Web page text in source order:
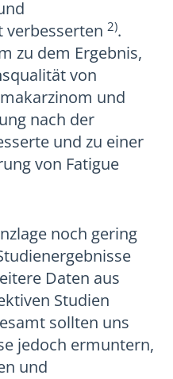
verbesserten 2).
zu dem Ergebnis,
von
und
nach der
und zu einer
von Fatigue
noch gering
Daten aus
Studien
sollten uns
jedoch ermuntern,
und